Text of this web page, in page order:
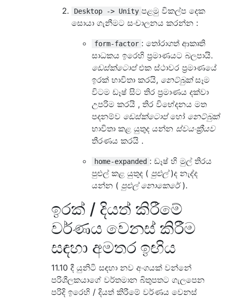
Desktop -> Unity පළමු විකල්ප දෙක
සොයා ගැනීමට සංචාලනය කරන්න :
form-factor : තෝරාගත් ආකෘති
සාධකය ඉරෙහි ප්‍රමාණයට බලපායි.
ඩෙස්ක්ටොප්එක ස්ථාවර ප්‍රමාණයේ
ඉරක් භාවිතා කරයි, නෙට්බුක්සෑම
විටම ඩෑෂ් සිට තිර ප්‍රමාණය දක්වා
උපරිම කරයි , තිර විභේදනය මත
පදනම්ව ඩෙස්ක්ටොප්හෝ නෙට්බුක්
භාවිතා කළ යුතුද යන්න ස්වයංක්‍රීයව
තීරණය කරයි .
home-expanded : ඩෑෂ් හි මුල් තිරය
පුළුල් කළ යුතුද ( පුළුල්)ද නැද්ද
යන්න ( පුළුල් නොකෙරේ).
ඉරක් / දියත් කිරීමේ
වර්ණය වෙනස් කිරීම
සඳහා අමතර ඉඟිය
11.10 දී යුනිටි සඳහා නව අංගයක් වන්නේ
පරිශීලකයාගේ වර්තමාන බිතුපතට ගැලපෙන
පරිදි ඉරෙහි / දියත් කිරීමේ වර්ණය වෙනස්